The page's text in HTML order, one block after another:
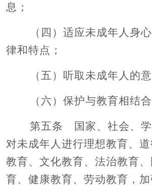
息；
（四）适应未成年人身
律和特点；
（五）听取未成年人的意
（六）保护与教育相结合
第五条 国家、社会、学
对未成年人进行理想教育、
教育、文化教育、法治教育
育、健康教育、劳动教育，加